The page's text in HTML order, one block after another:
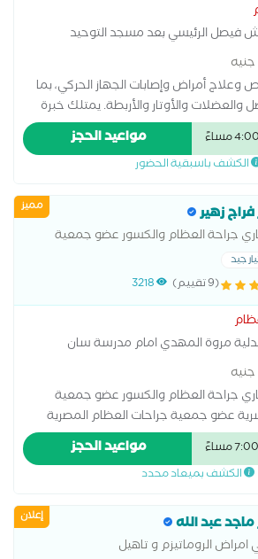
فيصل الرئيسي بعد مسجد التوحيد
جنيه
أمراض وإصابات الجهاز الحركي، بما
والأوتار والأربطة. يمتلك خبرة
آلام الظهر والرقبة، الانزلاق الغضروفي،
وتشوهات العمود الفقريمواعيد الحجز
الكشف باسبقية الحضور
مميز زهير
جراحة العظام والكسور عضو جمعية
العظام السويسرية عضو جمعية جراحات
المصرية محاضر بكليه الطب بالأكاديمية
بالعلمين
جيد
(9 تقييم) 3218
مروة المهدي امام مدرسة سان
جنيه
جراحة العظام والكسور عضو جمعية
عضو جمعية جراحات العظام المصرية
البحرية بالعلمين ماجستير جراحة
مواعيد الحجز
الكشف بميعاد محدد
إعلان عبد الله
امراض الروماتيزم و تاهيل